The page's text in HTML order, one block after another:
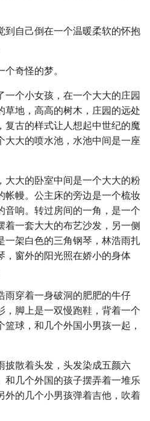
到自己倒在一个温暖柔软的怀抱
奇怪的梦。
一个小女孩，在一个大大的庄园
草地，高高的树木，庄园的远处
复古的样式让人想起中世纪的魔
大大的喷水池，水池中间是一座
大大的卧室中间是一个大大的粉
帐幔。公主床的旁边是一个梳妆
音响。转过房间的一角，是一个
着一套大大的布艺沙发，另一侧
一架白色的三角钢琴，林浩雨扎
，窗外的阳光照在娇小的身体
雨穿着一身破洞的肥肥的牛仔
，脚上是一双慢跑鞋，背着一个
球，和几个外国小男孩一起，
披散着头发，头发染成五颜六
和几个外国的孩子摆弄着一堆乐
外的几个小男孩弹着吉他，吹着